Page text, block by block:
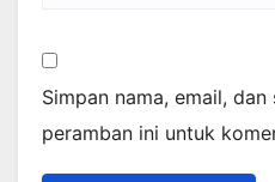
Simpan nama, email,
peramban ini untuk